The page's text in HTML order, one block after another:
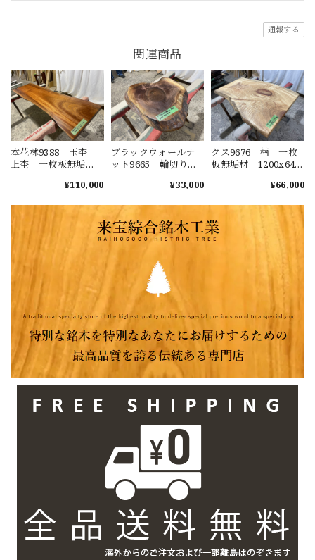
通報する
関連商品
本花林9388 玉杢
上杢 一枚板無垢
550x50mm ダイニン
ーブル センターテ
ーブル 天板 花梨
¥110,000
ブラックウォールナ
ット9665 輪切り
620ｘ550ｘ45mm カ
テーブル ダイニン
グテーブル
¥33,000
クス9676 楠 一枚
板無垢材 1200x640-
ニングテーブル ロ
ーテーブル 天板
樟 くすのき
¥66,000